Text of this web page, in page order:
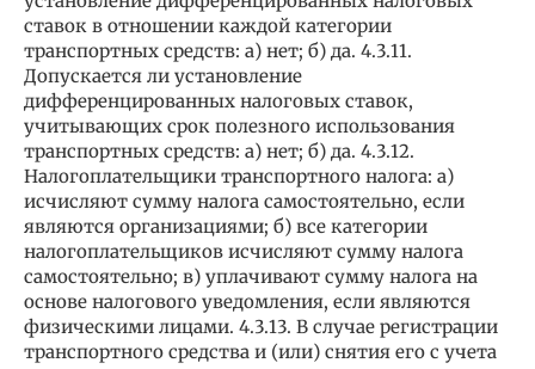
ставок в отношении каждой категории
транспортных средств: а) нет; б) да. 4.3.11.
Допускается ли установление
дифференцированных налоговых ставок,
учитывающих срок полезного использования
транспортных средств: а) нет; б) да. 4.3.12.
Налогоплательщики транспортного налога: а)
исчисляют сумму налога самостоятельно, если
являются организациями; б) все категории
налогоплательщиков исчисляют сумму налога
самостоятельно; в) уплачивают сумму налога на
основе налогового уведомления, если являются
физическими лицами. 4.3.13. В случае регистрации
транспортного средства и (или) снятия его с учета